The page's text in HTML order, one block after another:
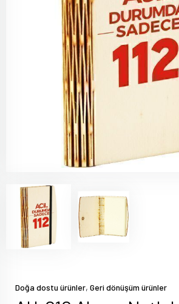
Doğa dostu ürünler, Geri dönüşüm ürünler